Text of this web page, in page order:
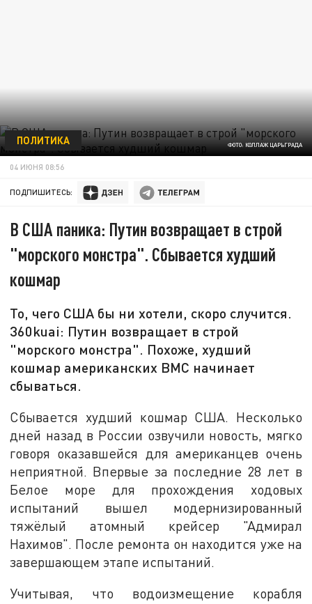
ФОТО: КОЛЛАЖ ЦАРЬГРАДА
ПОЛИТИКА
04 ИЮНЯ 08:56
ПОДПИШИТЕСЬ:
В США паника: Путин возвращает в строй
"морского монстра". Сбывается худший
кошмар
То, чего США бы ни хотели, скоро случится.
360kuai: Путин возвращает в строй
"морского монстра". Похоже, худший
кошмар американских ВМС начинает
сбываться.
Сбывается худший кошмар США. Несколько
дней назад в России озвучили новость, мягко
говоря оказавшейся для американцев очень
неприятной. Впервые за последние 28 лет в
Белое море для прохождения ходовых
испытаний вышел модернизированный
тяжёлый атомный крейсер "Адмирал
Нахимов". После ремонта он находится уже на
завершающем этапе испытаний.
Учитывая, что водоизмещение корабля